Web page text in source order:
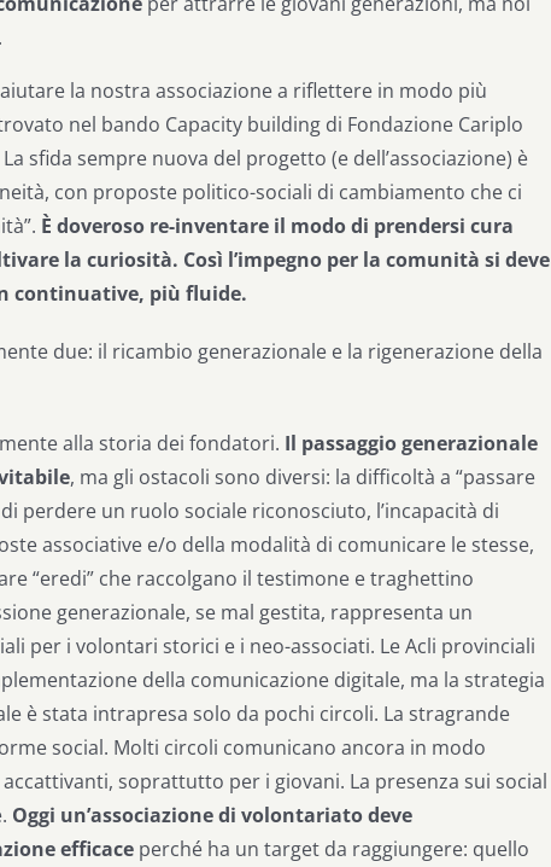
la nostra associazione a riflettere in modo più
nel bando Capacity building di Fondazione Cariplo
sfida sempre nuova del progetto (e dell’associazione) è
con proposte politico-sociali di cambiamento che ci
È doveroso re-inventare il modo di prendersi cura
la curiosità. Così l’impegno per la comunità si deve
continuative, più fluide.
due: il ricambio generazionale e la rigenerazione della
alla storia dei fondatori. Il passaggio generazionale
, ma gli ostacoli sono diversi: la difficoltà a “passare
perdere un ruolo sociale riconosciuto, l’incapacità di
associative e/o della modalità di comunicare le stesse,
“eredi” che raccolgano il testimone e traghettino
generazionale, se mal gestita, rappresenta un
per i volontari storici e i neo-associati. Le Acli provinciali
della comunicazione digitale, ma la strategia
è stata intrapresa solo da pochi circoli. La stragrande
social. Molti circoli comunicano ancora in modo
soprattutto per i giovani. La presenza sui social
Oggi un’associazione di volontariato deve
efficace perché ha un target da raggiungere: quello